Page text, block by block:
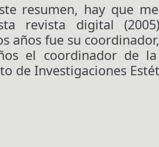
resumen, hay que
revista digital
años fue su
el coordinador de
de Investigaciones